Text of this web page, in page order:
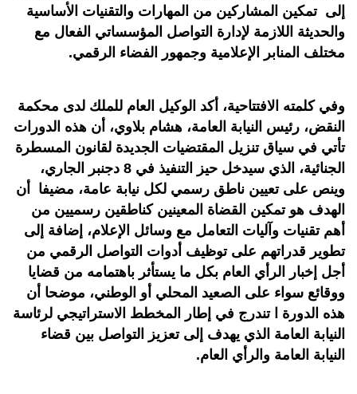
إلى تمكين المشاركين من المهارات والتقنيات الأساسية
والحديثة اللازمة لإدارة التواصل المؤسساتي الفعال مع
مختلف المنابر الإعلامية وجمهور الفضاء الرقمي.
وفي كلمته الافتتاحية، أكد الوكيل العام للملك لدى محكمة
النقض، رئيس النيابة العامة، هشام بلاوي، أن هذه الدورات
تأتي في سياق تنزيل المقتضيات الجديدة لقانون المسطرة
الجنائية، الذي سيدخل حيز التنفيذ في 8 دجنبر الجاري،
وينص على تعيين ناطق رسمي لكل نيابة عامة، مضيفا أن
الهدف هو تمكين القضاة المعينين كناطقين رسميين من
أهم تقنيات وآليات التعامل مع وسائل الإعلام، إضافة إلى
تطوير قدراتهم على توظيف أدوات التواصل الرقمي من
أجل إخبار الرأي العام بكل ما يستأثر باهتمامه من قضايا
ووقائع سواء على الصعيد المحلي أو الوطني، موضحا أن
هذه الدورة ا تندرج في إطار المخطط الاستراتيجي لرئاسة
النيابة العامة الذي يهدف إلى تعزيز التواصل بين قضاء
النيابة العامة والرأي العام.